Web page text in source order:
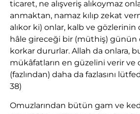
ticaret, ne alışveriş alıkoymaz
anmaktan, namaz kılıp zekat
alıkor ki) onlar, kalb ve
hâle gireceği bir (müthiş) günün
korkar dururlar. Allah da onlara,
mükâfatların en güzelini verir ve
(fazlından) daha da fazlasını
38)
Omuzlarından bütün gam ve